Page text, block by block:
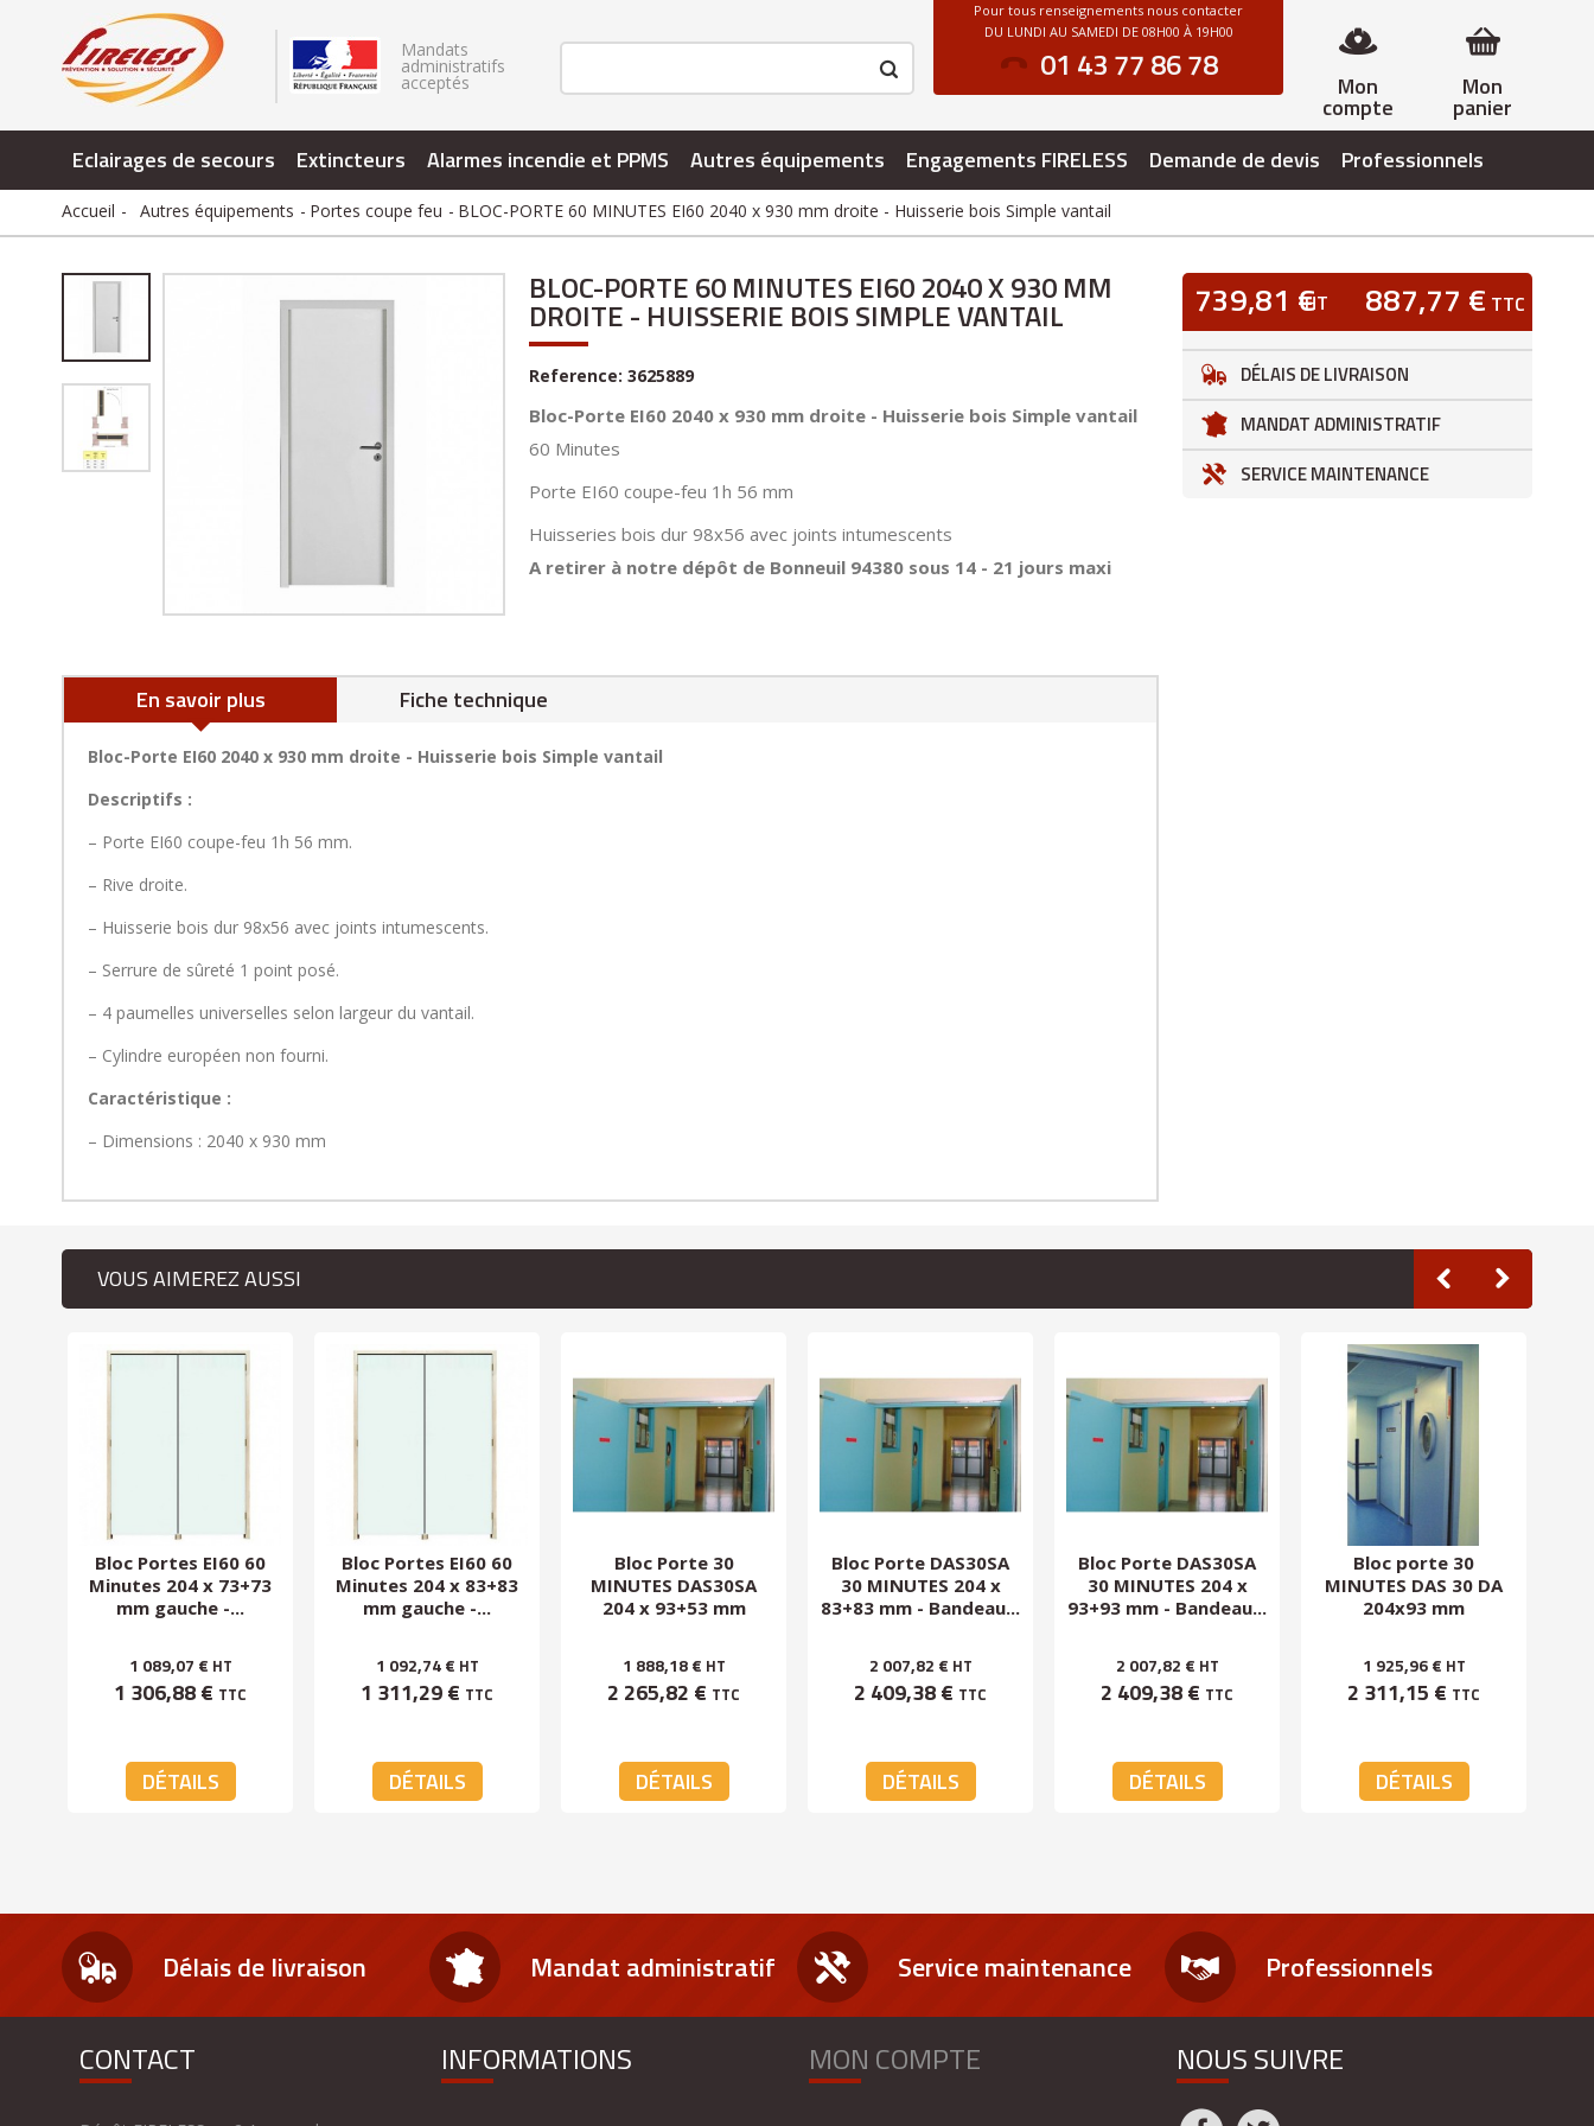
Mandats
administratifs
acceptés Mon
panier
Mon
compte
Pour tous renseignements nous contacter
DU LUNDI AU SAMEDI DE 08H00 À 19H00
01 43 77 86 78
Eclairages de secours Extincteurs Alarmes incendie et PPMS Autres équipements Engagements FIRELESS Demande de devis Professionnels
Accueil Autres équipements Portes coupe feu BLOC-PORTE 60 MINUTES EI60 2040 x 930 mm droite - Huisserie bois Simple vantail
BLOC-PORTE 60 MINUTES EI60 2040 X 930 MM
DROITE - HUISSERIE BOIS SIMPLE VANTAIL
Reference: 3625889
Bloc-Porte EI60 2040 x 930 mm droite - Huisserie bois Simple vantail
60 Minutes
Porte EI60 coupe-feu 1h 56 mm
Huisseries bois dur 98x56 avec joints intumescents
A retirer à notre dépôt de Bonneuil 94380 sous 14 - 21 jours maxi
En savoir plus Fiche technique
Bloc-Porte EI60 2040 x 930 mm droite - Huisserie bois Simple vantail
Descriptifs :
– Porte EI60 coupe-feu 1h 56 mm.
– Rive droite.
– Huisserie bois dur 98x56 avec joints intumescents.
– Serrure de sûreté 1 point posé.
– 4 paumelles universelles selon largeur du vantail.
– Cylindre européen non fourni.
Caractéristique :
– Dimensions : 2040 x 930 mm
739,81 €HT 887,77 € TTC
DÉLAIS DE LIVRAISON
MANDAT ADMINISTRATIF
SERVICE MAINTENANCE
VOUS AIMEREZ AUSSI
Bloc Portes EI60 60
Minutes 204 x 73+73
mm gauche -...
1 089,07 € HT
1 306,88 € TTC
DÉTAILS
Bloc Portes EI60 60
Minutes 204 x 83+83
mm gauche -...
1 092,74 € HT
1 311,29 € TTC
DÉTAILS
Bloc Porte 30
MINUTES DAS30SA
204 x 93+53 mm
1 888,18 € HT
2 265,82 € TTC
DÉTAILS
Bloc Porte DAS30SA
30 MINUTES 204 x
83+83 mm - Bandeau...
2 007,82 € HT
2 409,38 € TTC
DÉTAILS
Bloc Porte DAS30SA
30 MINUTES 204 x
93+93 mm - Bandeau...
2 007,82 € HT
2 409,38 € TTC
DÉTAILS
Bloc porte 30
MINUTES DAS 30 DA
204x93 mm
1 925,96 € HT
2 311,15 € TTC
DÉTAILS
Délais de livraison Mandat administratif Service maintenance Professionnels
CONTACT INFORMATIONS MON COMPTE NOUS SUIVRE